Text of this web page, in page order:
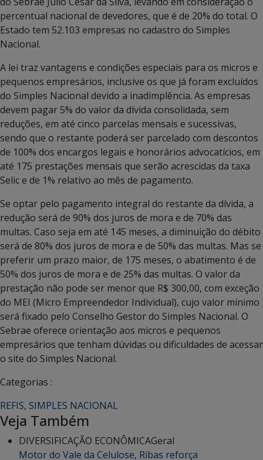
percentual nacional de devedores, que é de 20% do total. O
Estado tem 52.103 empresas no cadastro do Simples
Nacional.
A lei traz vantagens e condições especiais para os micros e
pequenos empresários, inclusive os que já foram excluídos
do Simples Nacional devido a inadimplência. As empresas
devem pagar 5% do valor da dívida consolidada, sem
reduções, em até cinco parcelas mensais e sucessivas,
sendo que o restante poderá ser parcelado com descontos
de 100% dos encargos legais e honorários advocatícios, em
até 175 prestações mensais que serão acrescidas da taxa
Selic e de 1% relativo ao mês de pagamento.
Se optar pelo pagamento integral do restante da dívida, a
redução será de 90% dos juros de mora e de 70% das
multas. Caso seja em até 145 meses, a diminuição do débito
será de 80% dos juros de mora e de 50% das multas. Mas se
preferir um prazo maior, de 175 meses, o abatimento é de
50% dos juros de mora e de 25% das multas. O valor da
prestação não pode ser menor que R$ 300,00, com exceção
do MEI (Micro Empreendedor Individual), cujo valor mínimo
será fixado pelo Conselho Gestor do Simples Nacional. O
Sebrae oferece orientação aos micros e pequenos
empresários que tenham dúvidas ou dificuldades de acessar
o site do Simples Nacional.
Categorias :
REFIS, SIMPLES NACIONAL
Veja Também
DIVERSIFICAÇÃO ECONÔMICAGeral
Motor do Vale da Celulose, Ribas reforça